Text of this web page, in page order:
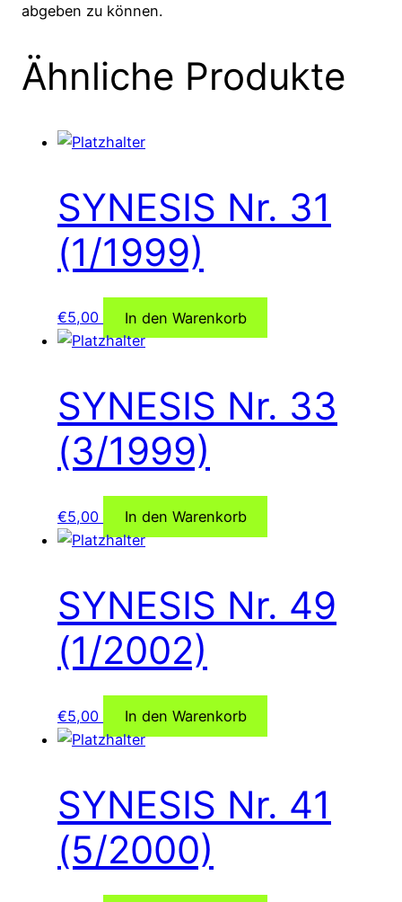
abgeben zu können.
Ähnliche Produkte
SYNESIS Nr. 31
(1/1999)
€5,00 In den Warenkorb
SYNESIS Nr. 33
(3/1999)
€5,00 In den Warenkorb
SYNESIS Nr. 49
(1/2002)
€5,00 In den Warenkorb
SYNESIS Nr. 41
(5/2000)